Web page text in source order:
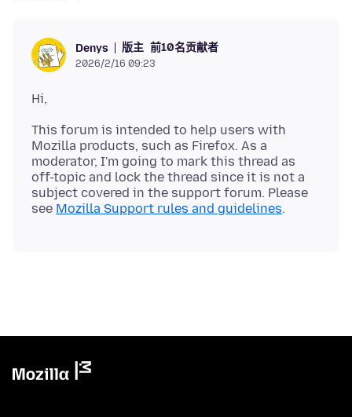
Denys 版主 前10名贡献者
2026/2/16 09:23
This forum is intended to help users with
Mozilla products, such as Firefox. As a
moderator, I'm going to mark this thread as
off-topic and lock the thread since it is not a
subject covered in the support forum. Please
see Mozilla Support rules and guidelines